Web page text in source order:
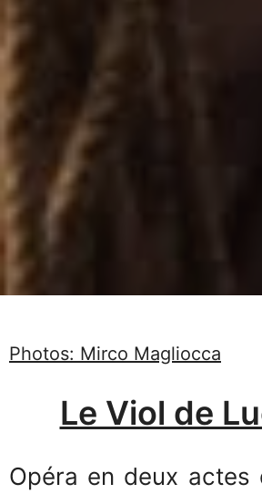
Photos: Mirco Magliocca
Le Viol de
Opéra en deux actes